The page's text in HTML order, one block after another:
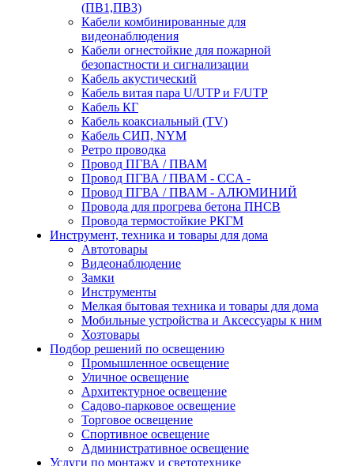
(ПВ1,ПВ3)
Кабели комбинированные для
видеонаблюдения
Кабели огнестойкие для пожарной
безопастности и сигнализации
Кабель акустический
Кабель витая пара U/UTP и F/UTP
Кабель КГ
Кабель коаксиальный (TV)
Кабель СИП, NYM
Ретро проводка
Провод ПГВА / ПВАМ
Провод ПГВА / ПВАМ - CCA -
Провод ПГВА / ПВАМ - АЛЮМИНИЙ
Провода для прогрева бетона ПНСВ
Провода термостойкие РКГМ
Инструмент, техника и товары для дома
Автотовары
Видеонаблюдение
Замки
Инструменты
Мелкая бытовая техника и товары для дома
Мобильные устройства и Аксессуары к ним
Хозтовары
Подбор решений по освещению
Промышленное освещение
Уличное освещение
Архитектурное освещение
Садово-парковое освещение
Торговое освещение
Спортивное освещение
Административное освещение
Услуги по монтажу и светотехнике